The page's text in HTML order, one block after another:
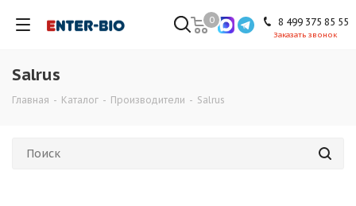
8 499 375 85 55
Заказать звонок
0
Salrus
Главная - Каталог - Производители - Salrus